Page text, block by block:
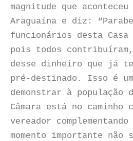
magnitude que aconteceu
Araguaína e diz:
funcionários desta Casa
pois todos
desse dinheiro que já
pré-destinado. Isso é
demonstrar à população
Câmara está no
vereador
momento importante não